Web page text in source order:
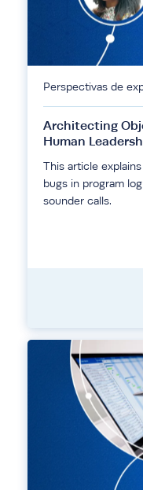
Perspectivas de
Architecting
Human
This article
bugs in program
sounder calls.